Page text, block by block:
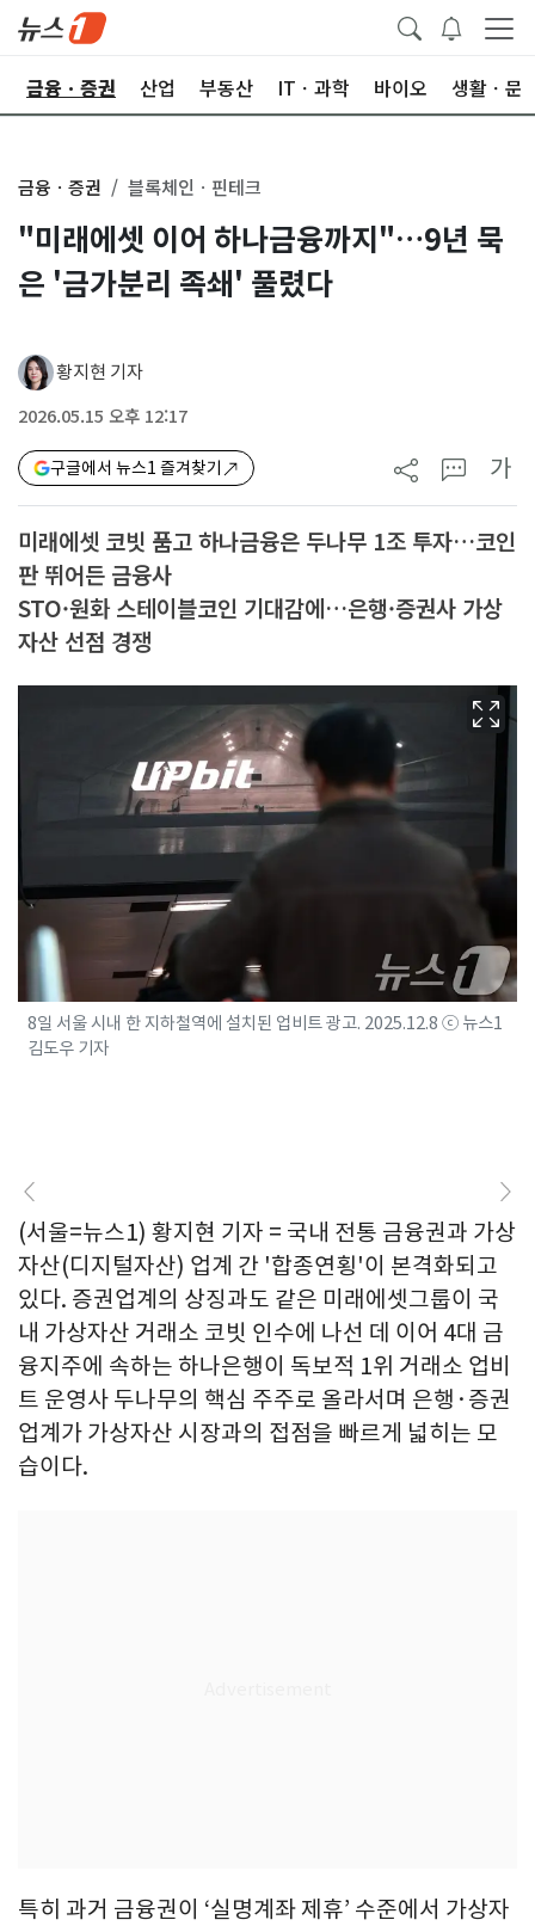
금융ㆍ증권 산업 부동산 ITㆍ과학 바이오 생활ㆍ문
금융ㆍ증권 블록체인ㆍ핀테크
"미래에셋 이어 하나금융까지"…9년 묵
은 '금가분리 족쇄' 풀렸다
황지현 기자
2026.05.15 오후 12:17
구글에서 뉴스1 즐겨찾기 가
미래에셋 코빗 품고 하나금융은 두나무 1조 투자…코인
판 뛰어든 금융사
STO·원화 스테이블코인 기대감에…은행·증권사 가상
자산 선점 경쟁
8일 서울 시내 한 지하철역에 설치된 업비트 광고. 2025.12.8 ⓒ 뉴스1
김도우 기자
(서울=뉴스1) 황지현 기자 = 국내 전통 금융권과 가상
자산(디지털자산) 업계 간 '합종연횡'이 본격화되고
있다. 증권업계의 상징과도 같은 미래에셋그룹이 국
내 가상자산 거래소 코빗 인수에 나선 데 이어 4대 금
융지주에 속하는 하나은행이 독보적 1위 거래소 업비
트 운영사 두나무의 핵심 주주로 올라서며 은행·증권
업계가 가상자산 시장과의 접점을 빠르게 넓히는 모
습이다.
특히 과거 금융권이 ‘실명계좌 제휴’ 수준에서 가상자